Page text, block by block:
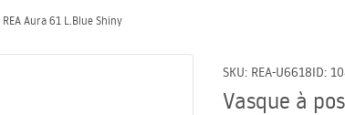
Aura 61 L.Blue Shiny
SKU: REA-U6618ID:
Vasque à